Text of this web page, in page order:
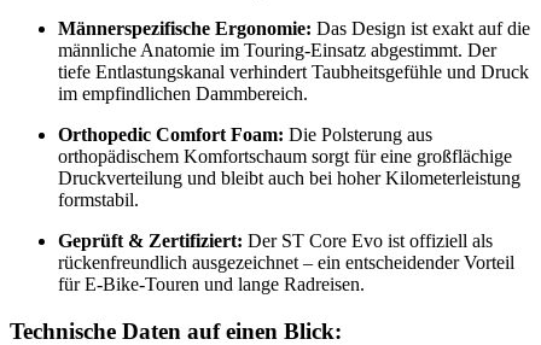
Männerspezifische Ergonomie: Das Design ist exakt auf die
männliche Anatomie im Touring-Einsatz abgestimmt. Der
tiefe Entlastungskanal verhindert Taubheitsgefühle und Druck
im empfindlichen Dammbereich.
Orthopedic Comfort Foam: Die Polsterung aus
orthopädischem Komfortschaum sorgt für eine großflächige
Druckverteilung und bleibt auch bei hoher Kilometerleistung
formstabil.
Geprüft & Zertifiziert: Der ST Core Evo ist offiziell als
rückenfreundlich ausgezeichnet – ein entscheidender Vorteil
für E-Bike-Touren und lange Radreisen.
Technische Daten auf einen Blick: